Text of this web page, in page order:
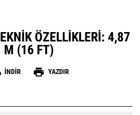
ÖZELLIKLERI: 4,87
M (16 FT)
İNDIR print YAZDIR